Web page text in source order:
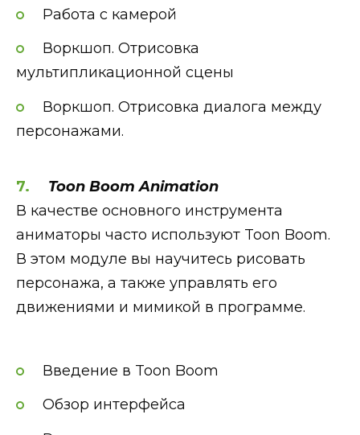
Работа с камерой
Воркшоп. Отрисовка
мультипликационной сцены
Воркшоп. Отрисовка диалога между
персонажами.
Toon Boom Animation
В качестве основного инструмента
аниматоры часто используют Toon Boom.
В этом модуле вы научитесь рисовать
персонажа, а также управлять его
движениями и мимикой в программе.
Введение в Toon Boom
Обзор интерфейса